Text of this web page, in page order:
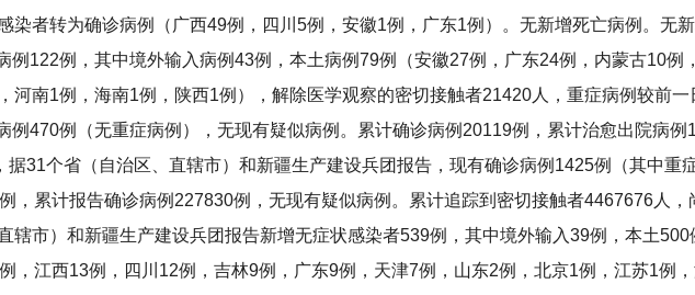
染者转为确诊病例（广西49例，四川5例，安徽1例，广东1例）。无新增死亡病例。无新
122例，其中境外输入病例43例，本土病例79例（安徽27例，广东24例，内蒙古10例
河南1例，海南1例，陕西1例），解除医学观察的密切接触者21420人，重症病例较前一
例（无重症病例），无现有疑似病例。累计确诊病例20119例，累计治愈出院病例
个省（自治区、直辖市）和新疆生产建设兵团报告，现有确诊病例1425例（其中重
，累计报告确诊病例227830例，无现有疑似病例。累计追踪到密切接触者4467676人，
市）和新疆生产建设兵团报告新增无症状感染者539例，其中境外输入39例，本土500
，江西13例，四川12例，吉林9例，广东9例，天津7例，山东2例，北京1例，江苏1例，